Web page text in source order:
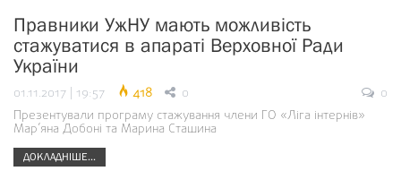
Правники УжНУ мають можливість
стажуватися в апараті Верховної Ради
України
01.11.2017 | 19:57 418 0
0
Презентували програму стажування члени ГО «Ліга інтернів»
Мар’яна Добоні та Марина Сташина
ДОКЛАДНІШЕ...